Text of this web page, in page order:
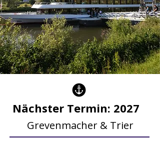
Nächster Termin: 2027
Grevenmacher & Trier